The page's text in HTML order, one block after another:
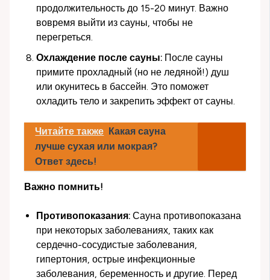
продолжительность до 15-20 минут. Важно
вовремя выйти из сауны, чтобы не
перегреться.
Охлаждение после сауны: После сауны
примите прохладный (но не ледяной!) душ
или окунитесь в бассейн. Это поможет
охладить тело и закрепить эффект от сауны.
Читайте также Какая сауна
лучше сухая или мокрая?
Ответ здесь!
Важно помнить!
Противопоказания: Сауна противопоказана
при некоторых заболеваниях, таких как
сердечно-сосудистые заболевания,
гипертония, острые инфекционные
заболевания, беременность и другие. Перед